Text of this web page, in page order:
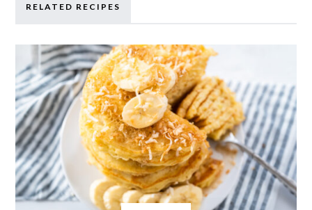
RELATED RECIPES